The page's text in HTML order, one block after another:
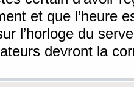
et que l’heure
l’horloge du
devront la